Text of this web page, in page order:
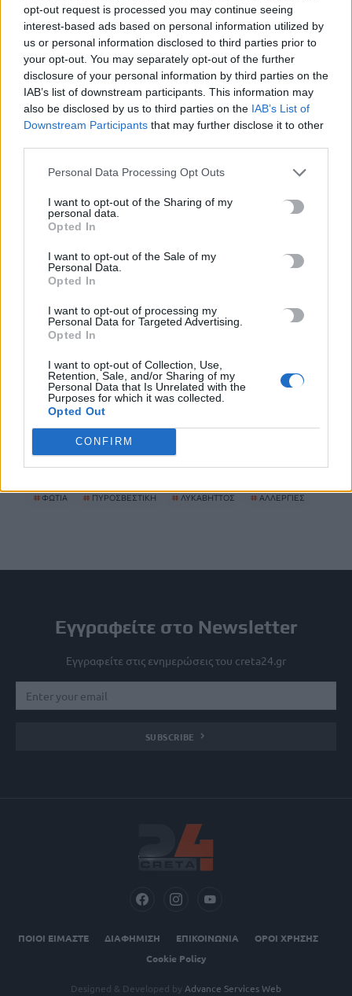
opt-out request is processed you may continue seeing
interest-based ads based on personal information utilized by
us or personal information disclosed to third parties prior to
your opt-out. You may separately opt-out of the further
disclosure of your personal information by third parties on the
IAB’s list of downstream participants. This information may
also be disclosed by us to third parties on the IAB’s List of
Downstream Participants that may further disclose it to other
Personal Data Processing Opt Outs
I want to opt-out of the Sharing of my
personal data.
Opted In
I want to opt-out of the Sale of my
Personal Data.
Opted In
I want to opt-out of processing my
Personal Data for Targeted Advertising.
Opted In
I want to opt-out of Collection, Use,
Retention, Sale, and/or Sharing of my
Personal Data that Is Unrelated with the
Purposes for which it was collected.
Opted Out
CONFIRM
Χανιά: Αναστάτωση από φωτιά κοντά σε σπίτια
8 Αυγούστου, 2026
Σε 57χρονη γυναίκα ανήκει η σορός στον Λυκαβηττό
8 Αυγούστου, 2026
Καλοκαίρι και αλλεργίες: Πότε απαιτείται προσοχή και ποια
συμπτώματα δεν πρέπει να αγνοούμε
Μυστράς: «Γιατί έβαλε τον πατέρα του στην κατάψυξη» – Το
8 Αυγούστου, 2026
Συνελήφθη ένα ακόμη μέλος της συμμορίας του «Έντικ»
8 Αυγούστου, 2026
Οικογενειακή τραγωδία στις Σέρρες: Τα στοιχεία της ΕΛ.ΑΣ.
και τα τέσσερα σενάρια για το μοιραίο τροχαίο
8 Αυγούστου, 2026
TRENDING
#ΦΩΤΙΑ # ΠΥΡΟΣΒΕΣΤΙΚΗ # ΛΥΚΑΒΗΤΤΟΣ # ΑΛΛΕΡΓΙΕΣ
Εγγραφείτε στο Newsletter
Εγγραφείτε στις ενημερώσεις του creta24.gr
SUBSCRIBE
ΠΟΙΟΙ ΕΙΜΑΣΤΕ ΔΙΑΦΗΜΙΣΗ ΕΠΙΚΟΙΝΩΝΙΑ
ΟΡΟΙ ΧΡΗΣΗΣ
Cookie Policy
Designed & Developed by Advance Services Web